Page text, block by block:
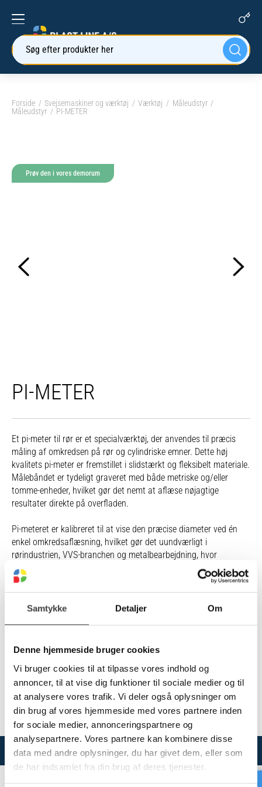
Samtykke Detaljer Om
Denne hjemmeside bruger cookies
Vi bruger cookies til at tilpasse vores indhold og
annoncer, til at vise dig funktioner til sociale medier og til
at analysere vores trafik. Vi deler også oplysninger om
din brug af vores hjemmeside med vores partnere inden
for sociale medier, annonceringspartnere og
analysepartnere. Vores partnere kan kombinere disse
data med andre oplysninger, du har givet dem, eller som
de har indsamlet fra din brug af deres tjenester.
Søg efter produkter her
Forside Svejsemaskiner og værktøj Værktøj
Måleudstyr
Måleudstyr
PI-METER
Prøv den i vores demorum
PI-METER
Et pi-meter til rør er et specialværktøj, der anvendes til præcis
måling af omkredsen på rør og cylindriske emner. Dette høj
kvalitets pi-meter er fremstillet i slidstærkt og fleksibelt materiale.
Målebåndet er tydeligt graveret med både metriske og/eller
tomme-enheder, hvilket gør det nemt at aflæse nøjagtige
resultater direkte på overfladen.
Pi-meteret er kalibreret til at vise den præcise diameter ved én
enkel omkredsaflæsning, hvilket gør det uundværligt i
rørindustrien, VVS-branchen og metalbearbejdning, hvor
præcision og effektivitet er afgørende. Det er et ideelt værktøj til
både inspektion, kvalitetskontrol og installation i felten eller på
værkstedet.
Vælg variant
Se dokumenter for hvilke produkter der er omfattet af
godkendelserne.
VarianterSpecifikationer